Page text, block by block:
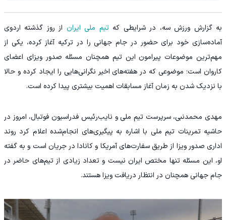
به گزارش ورزش سه، در شرایطی کهتیم ملی ایران از روز گذشته اردوی
آماده‌سازی خود برای حضور در جام جهانی را در ترکیه آغاز کرده، یکی از
مهم‌ترین موضوعات پیرامون این تیم همچنان مسئله صدور ویزای اعضای
کاروان است؛ موضوعی که در هفته‌های اخیر نگرانی‌هایی را ایجاد کرده و حالا
با نزدیک شدن به زمان آغاز مسابقات اهمیت بیشتری پیدا کرده است.
مهدی محمدنبی، سرپرست تیم ملی و نایب‌رئیس فدراسیون فوتبال، امروز در
حاشیه تمرینات تیم ملی با اشاره به پیگیری‌های انجام‌شده اعلام کرد روند
اداری صدور ویزا از طریق سفارت‌های آمریکا و کانادا در جریان است و به گفته
او، این مسئله تنها مختص ایران نیست و تعداد زیادی از تیم‌های حاضر در
جام جهانی همچنان در انتظار دریافت ویزا هستند.